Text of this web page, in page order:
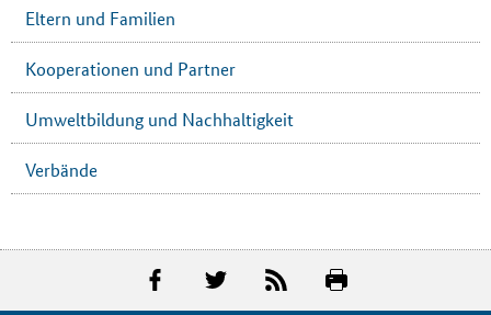
Eltern und Familien
Kooperationen und Partner
Umweltbildung und Nachhaltigkeit
Verbände